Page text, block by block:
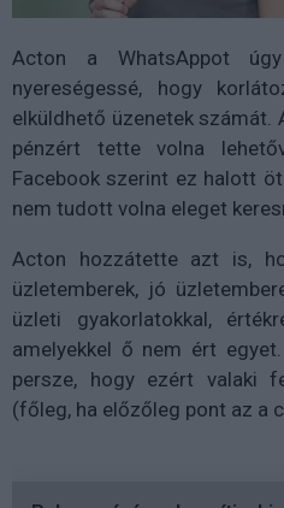
Acton a WhatsAppot
nyereségessé, hogy
elküldhető üzenetek számát.
pénzért tette volna
Facebook szerint ez halott
nem tudott volna eleget
Acton hozzátette azt is,
üzletemberek, jó
üzleti gyakorlatokkal,
amelyekkel ő nem ért
persze, hogy ezért valaki
(főleg, ha előzőleg pont az a